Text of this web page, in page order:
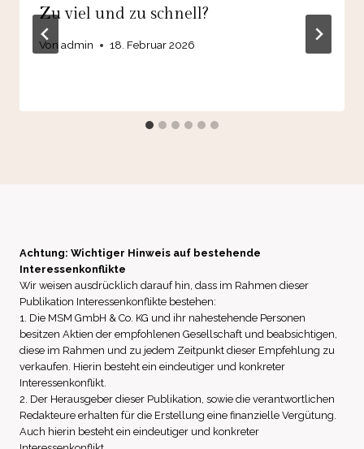
Zu viel und zu schnell?
Von admin 18. Februar 2026
Achtung: Wichtiger Hinweis auf bestehende
Interessenkonflikte
Wir weisen ausdrücklich darauf hin, dass im Rahmen dieser
Publikation Interessenkonflikte bestehen:
1. Die MSM GmbH & Co. KG und ihr nahestehende Personen
besitzen Aktien der empfohlenen Gesellschaft und beabsichtigen,
diese im Rahmen und zu jedem Zeitpunkt dieser Empfehlung zu
verkaufen. Hierin besteht ein eindeutiger und konkreter
Interessenkonflikt.
2. Der Herausgeber dieser Publikation, sowie die verantwortlichen
Redakteure erhalten für die Erstellung eine finanzielle Vergütung.
Auch hierin besteht ein eindeutiger und konkreter